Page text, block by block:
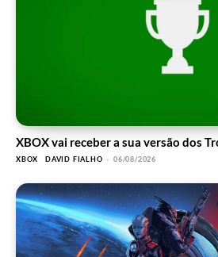
XBOX vai receber a sua versão dos
XBOX DAVID FIALHO - 06/08/2026